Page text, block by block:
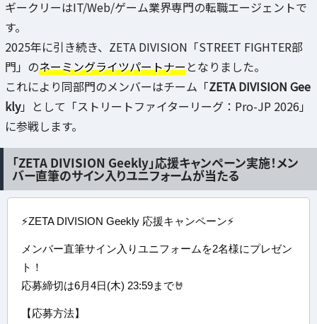
ギークリーはIT/Web/ゲーム業界専門の転職エージェントで
す。
2025年に引き続き、ZETA DIVISION「STREET FIGHTER部
門」のネーミングライツパートナーとなりました。
これにより同部門のメンバーはチーム「ZETA DIVISION Gee
kly」として「ストリートファイターリーグ：Pro-JP 2026」
に参戦します。
「ZETA DIVISION Geekly」応援キャンペーン実施！メン
バー直筆のサイン入りユニフォームが当たる
⚡️️ZETA DIVISION Geekly 応援キャンペーン⚡️
メンバー直筆サイン入りユニフォームを2名様にプレゼン
ト！
応募締切は6月4日(木) 23:59まで🤘
【応募方法】